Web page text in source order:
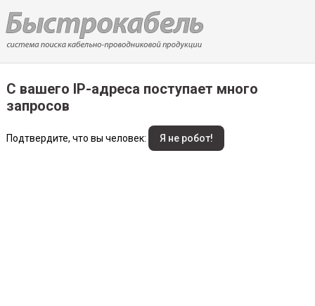
С вашего IP-адреса поступает много
запросов
Подтвердите, что вы человек: